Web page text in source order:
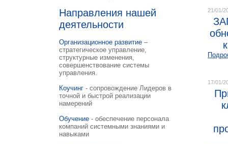
Направления нашей
деятельности
Организационное развитие –
стратегическое управление,
структурные изменения,
совершенствование системы
управления.
Коучинг - сопровождение Лидеров в
точной и быстрой реализации
намерений
Обучение - обеспечение персонала
компаний системными знаниями и
навыками
21/01/
17/01/